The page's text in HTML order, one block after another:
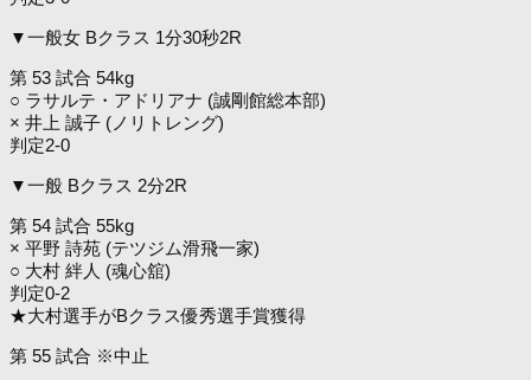
▼一般女 Bクラス 1分30秒2R
第 53 試合 54kg
○ ラサルテ・アドリアナ (誠剛館総本部)
× 井上 誠子 (ノリトレング)
判定2-0
▼一般 Bクラス 2分2R
第 54 試合 55kg
× 平野 詩苑 (テツジム滑飛一家)
○ 大村 絆人 (魂心舘)
判定0-2
★大村選手がBクラス優秀選手賞獲得
第 55 試合 ※中止